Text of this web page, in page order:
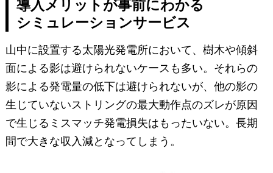
導入メリットが事前にわかる
シミュレーションサービス
山中に設置する太陽光発電所において、樹木や傾斜
面による影は避けられないケースも多い。それらの
影による発電量の低下は避けられないが、他の影の
生じていないストリングの最大動作点のズレが原因
で生じるミスマッチ発電損失はもったいない。長期
間で大きな収入減となってしまう。